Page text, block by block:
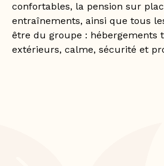
confortables, la pension sur
entraînements, ainsi que tous
être du groupe : hébergements
extérieurs, calme, sécurité et